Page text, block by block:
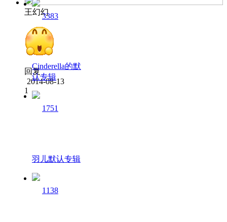
王幻幻
回复
2014-08-13
1
3383
Cinderella的默
认专辑
1751
羽儿默认专辑
1138